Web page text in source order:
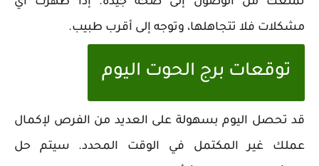
مشكلات فلا تتجاهلها، وتوجه إلى أقرب طبيب.
توقعات برج الحوت اليوم
قد تحصل اليوم بسهولة على العديد من الفرص لإكمال
عملك غير المكتمل في الوقت المحدد. سيتم حل